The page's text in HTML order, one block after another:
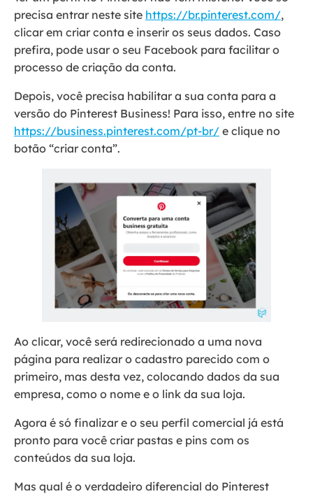
precisa entrar neste site https://br.pinterest.com/,
clicar em criar conta e inserir os seus dados. Caso
prefira, pode usar o seu Facebook para facilitar o
processo de criação da conta.
Depois, você precisa habilitar a sua conta para a
versão do Pinterest Business! Para isso, entre no site
https://business.pinterest.com/pt-br/ e clique no
botão “criar conta”.
Ao clicar, você será redirecionado a uma nova
página para realizar o cadastro parecido com o
primeiro, mas desta vez, colocando dados da sua
empresa, como o nome e o link da sua loja.
Agora é só finalizar e o seu perfil comercial já está
pronto para você criar pastas e pins com os
conteúdos da sua loja.
Mas qual é o verdadeiro diferencial do Pinterest